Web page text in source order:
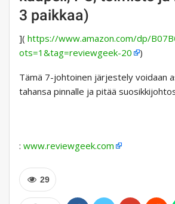
3 paikkaa)
]( https://www.amazon.com/dp/
ots=1&tag=reviewgeek-20
)
Tämä 7-johtoinen järjestely voidaan
tahansa pinnalle ja pitää
: www.reviewgeek.com
29